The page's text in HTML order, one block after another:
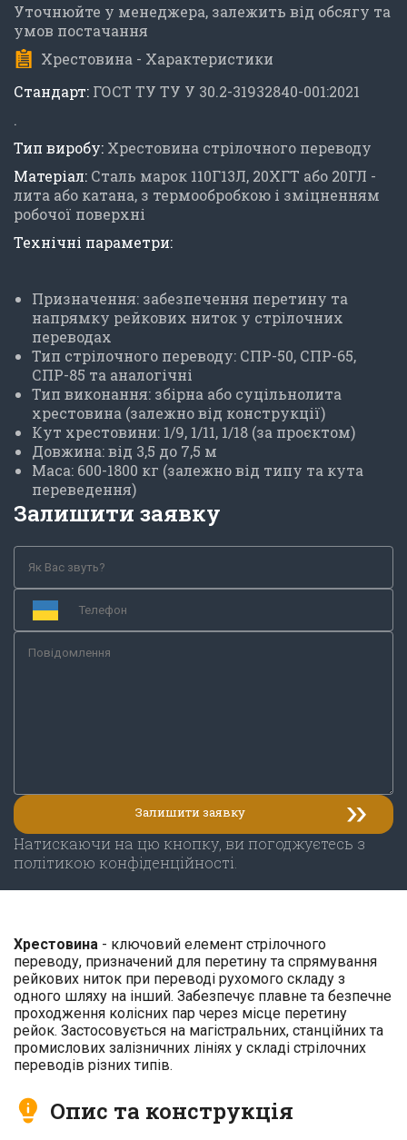
Уточнюйте у менеджера, залежить від обсягу та
умов постачання
Хрестовина - Характеристики
Стандарт: ГОСТ ТУ ТУ У 30.2-31932840-001:2021
.
Тип виробу: Хрестовина стрілочного переводу
Матеріал: Сталь марок 110Г13Л, 20ХГТ або 20ГЛ -
лита або катана, з термообробкою і зміцненням
робочої поверхні
Технічні параметри:
Призначення: забезпечення перетину та
напрямку рейкових ниток у стрілочних
переводах
Тип стрілочного переводу: СПР-50, СПР-65,
СПР-85 та аналогічні
Тип виконання: збірна або суцільнолита
хрестовина (залежно від конструкції)
Кут хрестовини: 1/9, 1/11, 1/18 (за проєктом)
Довжина: від 3,5 до 7,5 м
Маса: 600-1800 кг (залежно від типу та кута
переведення)
Залишити заявку
Натискаючи на цю кнопку, ви погоджуєтесь з
політикою конфіденційності.
Хрестовина - ключовий елемент стрілочного
переводу, призначений для перетину та спрямування
рейкових ниток при переводі рухомого складу з
одного шляху на інший. Забезпечує плавне та безпечне
проходження колісних пар через місце перетину
рейок. Застосовується на магістральних, станційних та
промислових залізничних лініях у складі стрілочних
переводів різних типів.
Опис та конструкція